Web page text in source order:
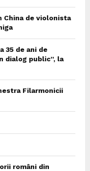
China de violonista
35 de ani de
dialog public”, la
Filarmonicii
români din